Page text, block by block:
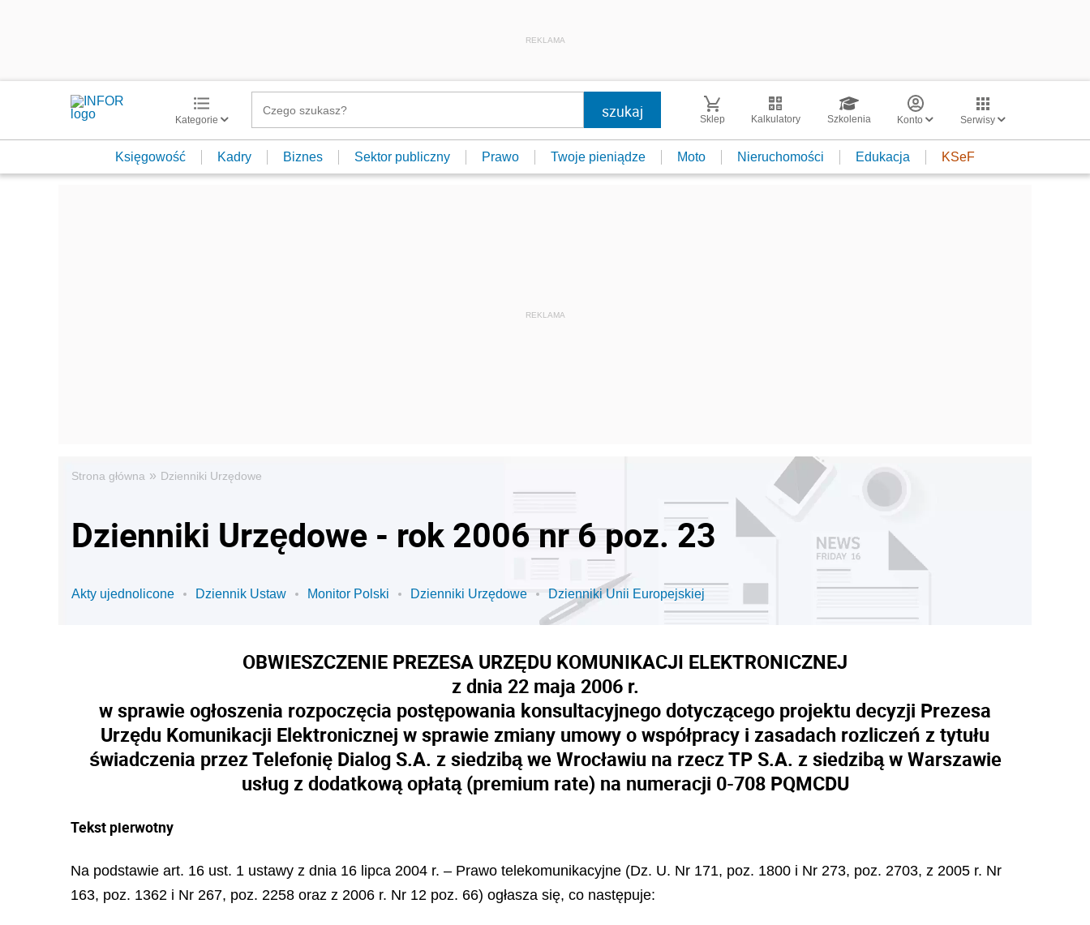
REKLAMA
Kategorie Sklep Kalkulatory Szkolenia Konto Serwisy
Księgowość Kadry Biznes Sektor publiczny Prawo Twoje pieniądze Moto Nieruchomości Edukacja KSeF
Strona główna » Dzienniki Urzędowe
Dzienniki Urzędowe - rok 2006 nr 6 poz. 23
Akty ujednolicone Dziennik Ustaw Monitor Polski Dzienniki Urzędowe Dzienniki Unii Europejskiej
OBWIESZCZENIE PREZESA URZĘDU KOMUNIKACJI ELEKTRONICZNEJ
z dnia 22 maja 2006 r.
w sprawie ogłoszenia rozpoczęcia postępowania konsultacyjnego dotyczącego projektu decyzji Prezesa
Urzędu Komunikacji Elektronicznej w sprawie zmiany umowy o współpracy i zasadach rozliczeń z tytułu
świadczenia przez Telefonię Dialog S.A. z siedzibą we Wrocławiu na rzecz TP S.A. z siedzibą w Warszawie
usług z dodatkową opłatą (premium rate) na numeracji 0-708 PQMCDU
Tekst pierwotny
Na podstawie art. 16 ust. 1 ustawy z dnia 16 lipca 2004 r. – Prawo telekomunikacyjne (Dz. U. Nr 171, poz. 1800 i Nr 273, poz. 2703, z 2005 r. Nr
163, poz. 1362 i Nr 267, poz. 2258 oraz z 2006 r. Nr 12 poz. 66) ogłasza się, co następuje: